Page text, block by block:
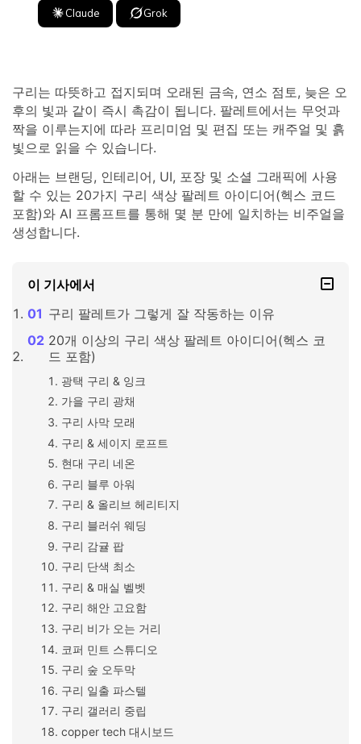
Claude Grok
구리는 따뜻하고 접지되며 오래된 금속, 연소 점토, 늦은 오
후의 빛과 같이 즉시 촉감이 됩니다. 팔레트에서는 무엇과
짝을 이루는지에 따라 프리미엄 및 편집 또는 캐주얼 및 흙
빛으로 읽을 수 있습니다.
아래는 브랜딩, 인테리어, UI, 포장 및 소셜 그래픽에 사용
할 수 있는 20가지 구리 색상 팔레트 아이디어(헥스 코드
포함)와 AI 프롬프트를 통해 몇 분 만에 일치하는 비주얼을
생성합니다.
이 기사에서
구리 팔레트가 그렇게 잘 작동하는 이유
20개 이상의 구리 색상 팔레트 아이디어(헥스 코
드 포함)
광택 구리 & 잉크
가을 구리 광채
구리 사막 모래
구리 & 세이지 로프트
현대 구리 네온
구리 블루 아워
구리 & 올리브 헤리티지
구리 블러쉬 웨딩
구리 감귤 팝
구리 단색 최소
구리 & 매실 벨벳
구리 해안 고요함
구리 비가 오는 거리
코퍼 민트 스튜디오
구리 숲 오두막
구리 일출 파스텔
구리 갤러리 중립
copper tech 대시보드